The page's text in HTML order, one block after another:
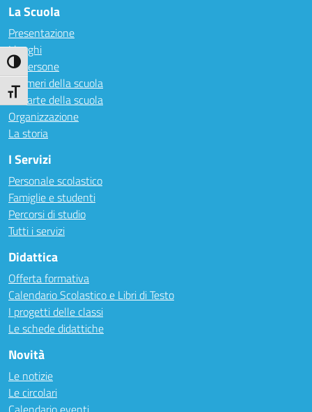
Attiva/disattiva alto contrasto
Attiva/disattiva dimensione testo
La Scuola
Presentazione
I luoghi
Le persone
I numeri della scuola
Le carte della scuola
Organizzazione
La storia
I Servizi
Personale scolastico
Famiglie e studenti
Percorsi di studio
Tutti i servizi
Didattica
Offerta formativa
Calendario Scolastico e Libri di Testo
I progetti delle classi
Le schede didattiche
Novità
Le notizie
Le circolari